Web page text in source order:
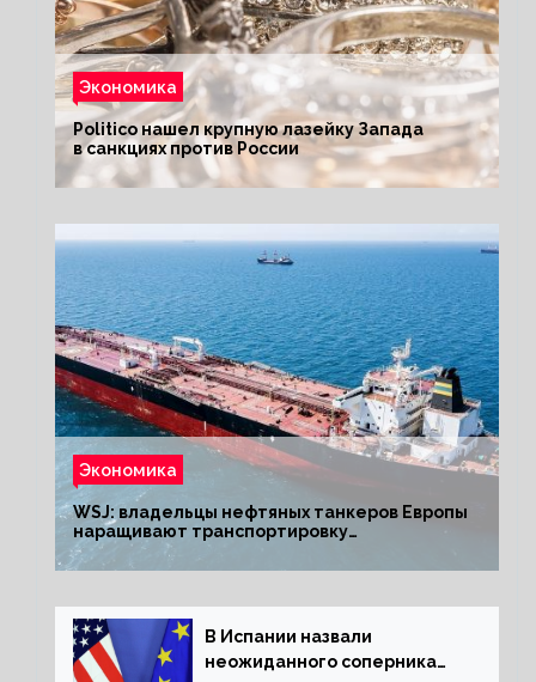
Экономика
Politico нашел крупную лазейку Запада
в санкциях против России
Экономика
WSJ: владельцы нефтяных танкеров Европы
наращивают транспортировку
из РФ до санкций
В Испании назвали
неожиданного соперника